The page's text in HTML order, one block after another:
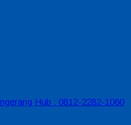
Hub : 0812-2282-1060